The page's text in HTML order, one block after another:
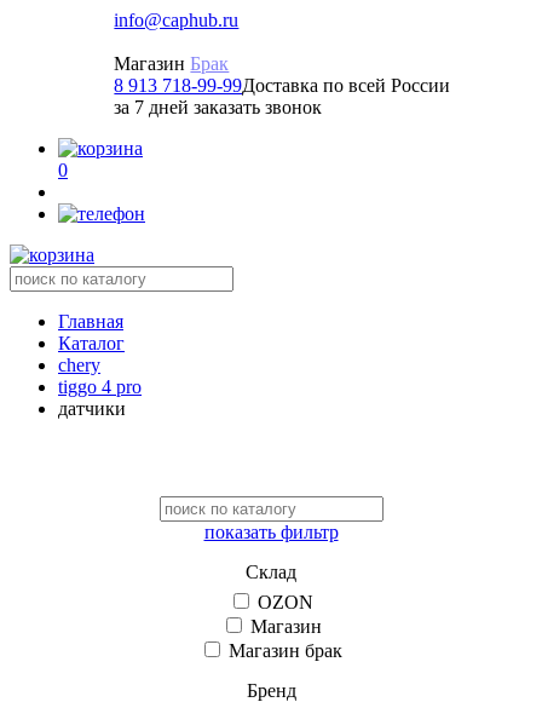
info@caphub.ru
Магазин Брак
8 913 718-99-99Доставка по всей России
за 7 дней заказать звонок
0
Главная
Каталог
chery
tiggo 4 pro
датчики
показать фильтр
Склад
OZON
Магазин
Магазин брак
Бренд